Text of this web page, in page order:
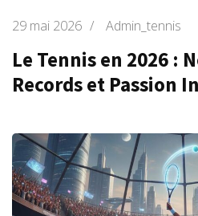
29 mai 2026 / Admin_tennis
Le Tennis en 2026 :
Records et Passion